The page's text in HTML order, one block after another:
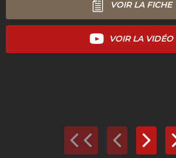
VOIR LA FICHE
VOIR LA VIDÉO